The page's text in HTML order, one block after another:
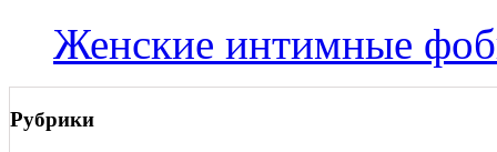
Женские интимные
Рубрики